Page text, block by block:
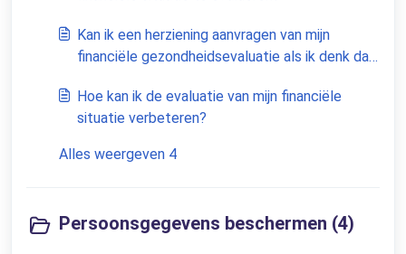
Kan ik een herziening aanvragen van mijn
financiële gezondheidsevaluatie als ik denk dat
Hoe kan ik de evaluatie van mijn financiële
situatie verbeteren?
Alles weergeven 4
Persoonsgegevens beschermen (4)